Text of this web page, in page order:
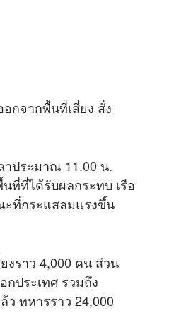
กจากพื้นที่เสี่ยง สั่ง
าประมาณ 11.00 น.
ที่ที่ได้รับผลกระทบ เรือ
ะที่กระแสลมแรงขึ้น
งราว 4,000 คน ส่วน
ประเทศ รวมถึง
ทหารราว 24,000